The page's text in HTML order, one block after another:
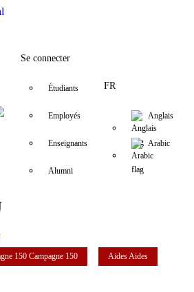
Se connecter
Étudiants
Employés
Enseignants
Alumni
FR
Anglais
Arabic
150 Campagne 150 AidesAides